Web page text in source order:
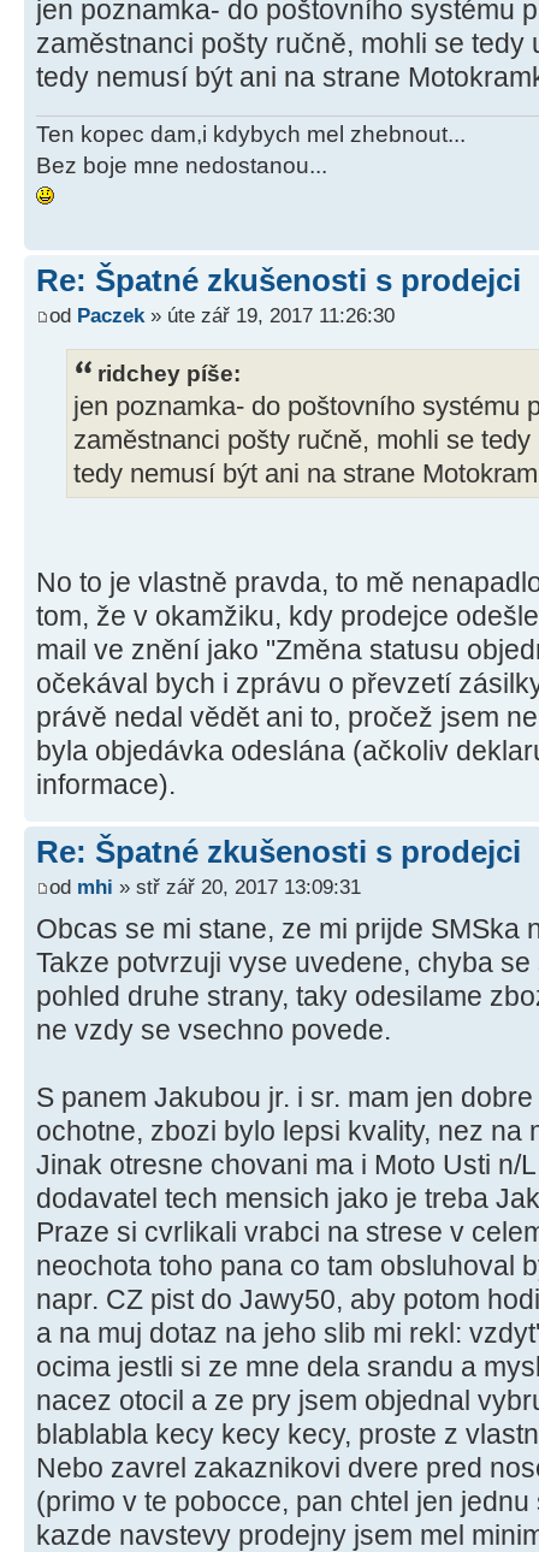
jen poznamka- do poštovního systému
zaměstnanci pošty ručně, mohli se tedy
tedy nemusí být ani na strane
Ten kopec dam,i kdybych mel zhebnout...
Bez boje mne nedostanou...
Re: Špatné zkušenosti s prodejci
od Paczek» úte zář 19, 2017 11:26:30
ridchey píše:
jen poznamka- do poštovního systému
zaměstnanci pošty ručně, mohli se
tedy nemusí být ani na strane
No to je vlastně pravda, to mě
tom, že v okamžiku, kdy prodejce
mail ve znění jako "Změna statusu
očekával bych i zprávu o převzetí
právě nedal vědět ani to, pročež jsem
byla objedávka odeslána (ačkoliv
informace).
Re: Špatné zkušenosti s prodejci
od mhi » stř zář 20, 2017 13:09:31
Obcas se mi stane, ze mi prijde SMSka
Takze potvrzuji vyse uvedene, chyba
pohled druhe strany, taky odesilame
ne vzdy se vsechno povede.
S panem Jakubou jr. i sr. mam jen
ochotne, zbozi bylo lepsi kvality, nez na
Jinak otresne chovani ma i Moto Usti n/
dodavatel tech mensich jako je treba
Praze si cvrlikali vrabci na strese v
neochota toho pana co tam obsluhoval
napr. CZ pist do Jawy50, aby potom
a na muj dotaz na jeho slib mi rekl:
ocima jestli si ze mne dela srandu a
nacez otocil a ze pry jsem objednal
blablabla kecy kecy kecy, proste z
Nebo zavrel zakaznikovi dvere pred
(primo v te pobocce, pan chtel jen
kazde navstevy prodejny jsem mel